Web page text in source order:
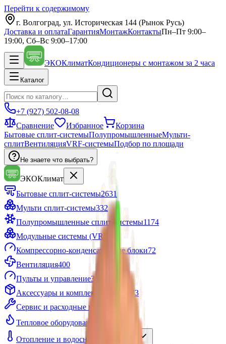
Перейти к содержимому
г. Волгоград, ул. Историческая 144 (Рынок Русь)
Доставка и оплатаГарантияМонтажКонтактыПн–Пт 9:00–
19:00, Сб–Вс 9:00–17:00
ЭКОКлиматКондиционеры с монтажом за 2 часа
Каталог
+7 (927) 502-08-08
Сравнение
Избранное
Корзина
Бытовые сплит-системыПолупромышленныеМульти-
сплитВентиляцияVRF-системыПодбор по площади
Не знаете что выбрать?
ЭКОКлимат
Бытовые сплит-системы2631
Мульти сплит-системы332
Полупромышленные сплит-системы1174
Модульные системы (VRF)
Компрессорно-конденсаторные блоки72
Вентиляция400
Пульты и управление349
Аксессуары и комплектующие
1073
Сервис и расходные материалы
Тепловое оборудование
Отопление и водоснабжение